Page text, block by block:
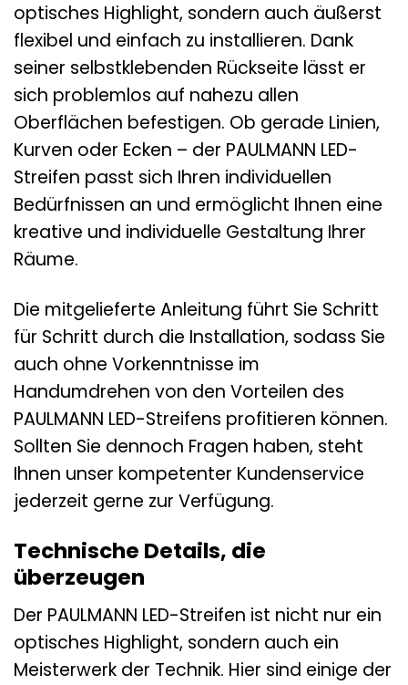
optisches Highlight, sondern auch äußerst
flexibel und einfach zu installieren. Dank
seiner selbstklebenden Rückseite lässt er
sich problemlos auf nahezu allen
Oberflächen befestigen. Ob gerade Linien,
Kurven oder Ecken – der PAULMANN LED-
Streifen passt sich Ihren individuellen
Bedürfnissen an und ermöglicht Ihnen eine
kreative und individuelle Gestaltung Ihrer
Räume.
Die mitgelieferte Anleitung führt Sie Schritt
für Schritt durch die Installation, sodass Sie
auch ohne Vorkenntnisse im
Handumdrehen von den Vorteilen des
PAULMANN LED-Streifens profitieren können.
Sollten Sie dennoch Fragen haben, steht
Ihnen unser kompetenter Kundenservice
jederzeit gerne zur Verfügung.
Technische Details, die
überzeugen
Der PAULMANN LED-Streifen ist nicht nur ein
optisches Highlight, sondern auch ein
Meisterwerk der Technik. Hier sind einige der